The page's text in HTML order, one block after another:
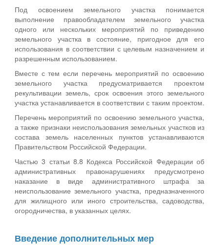
Под освоением земельного участка понимается
выполнение правообладателем земельного участка
одного или нескольких мероприятий по приведению
земельного участка в состояние, пригодное для его
использования в соответствии с целевым назначением и
разрешенным использованием.
Вместе с тем если перечень мероприятий по освоению
земельного участка предусматривается проектом
рекультивации земель, срок освоения этого земельного
участка устанавливается в соответствии с таким проектом.
Перечень мероприятий по освоению земельного участка,
а также признаки неиспользования земельных участков из
состава земель населенных пунктов устанавливаются
Правительством Российской Федерации.
Частью 3 статьи 8.8 Кодекса Российской Федерации об
административных правонарушениях предусмотрено
наказание в виде административного штрафа за
неиспользование земельного участка, предназначенного
для жилищного или иного строительства, садоводства,
огородничества, в указанных целях.
Введение дополнительных мер